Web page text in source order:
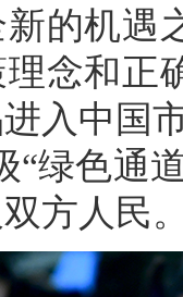
的机遇
念和正
入中国
“绿色通
方人民